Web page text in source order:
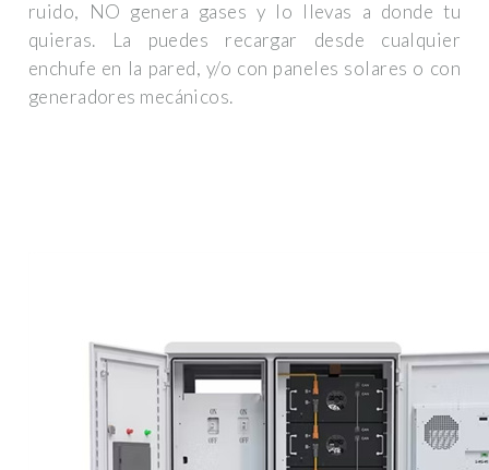
ruido, NO genera gases y lo llevas a donde tu
quieras. La puedes recargar desde cualquier
enchufe en la pared, y/o con paneles solares o con
generadores mecánicos.